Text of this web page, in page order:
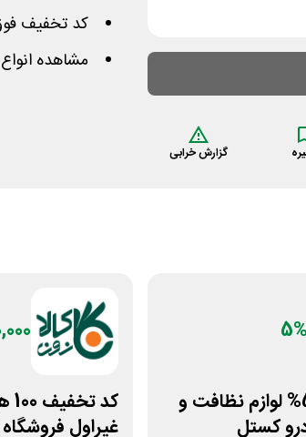
گزارش خرابی
کد تخفیف
مشاهده
5%
کد تخفیف 5% لوازم نظافت و
کستل
غیراول فروشگاه